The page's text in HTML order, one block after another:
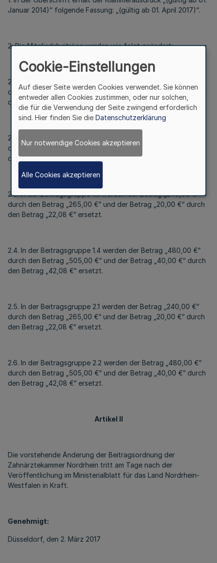
Januar 2014)“ folgende Fassung: „(gültig ab 01. April 2017)“.
2. Die Mitgliedsbeiträge werden wie folgt geändert:
2.1. In der Beitragsgruppe 1.1 werden der Betrag „1.080,00 €“
durch den Betrag „1.105,00 €“ und der Betrag „90,00 €“ durch
den Betrag „92,08 €“ ersetzt.
2.2. In der Beitragsgruppe 1.2 werden der Betrag „240,00 €“
durch den Betrag „265,00 €“ und der Betrag „20,00 €“ durch
den Betrag „22,08 €“ ersetzt.
2.3. In der Beitragsgruppe 1.3 werden der Betrag „240,00 €“
durch den Betrag „265,00 €“ und der Betrag „20,00 €“ durch
den Betrag „22,08 €“ ersetzt.
2.4. In der Beitragsgruppe 1.4 werden der Betrag „480,00 €“
durch den Betrag „505,00 €“ und der Betrag „40,00 €“ durch
den Betrag „42,08 €“ ersetzt.
2.5. In der Beitragsgruppe 2.1 werden der Betrag „240,00 €“
durch den Betrag „265,00 €“ und der Betrag „20,00 €“ durch
den Betrag „22,08 €“ ersetzt.
2.6. In der Beitragsgruppe 2.2 werden der Betrag „480,00 €“
durch den Betrag „505,00 €“ und der Betrag „40,00 €“ durch
den Betrag „42,08 €“ ersetzt.
Artikel II
Die vorstehende Änderung der Beitragsordnung der
Zahnärztekammer Nordrhein tritt am Tage nach der
Veröffentlichung im Ministerialblatt für das Land Nordrhein-
Westfalen in Kraft.
Genehmigt:
Düsseldorf, den 2. März 2017
Cookie-Einstellungen
Auf dieser Seite werden Cookies verwendet. Sie können
entweder allen Cookies zustimmen, oder nur solchen,
die für die Verwendung der Seite zwingend erforderlich
sind. Hier finden Sie die Datenschutzerklärung
Nur notwendige Cookies akzeptieren
Alle Cookies akzeptieren